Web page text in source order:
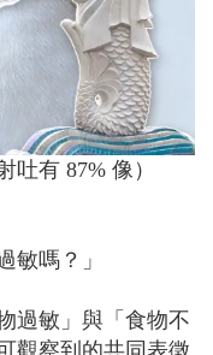
吐有 87% 像）
敏嗎？」
過敏」與「食物不
觀察到的共同表徵